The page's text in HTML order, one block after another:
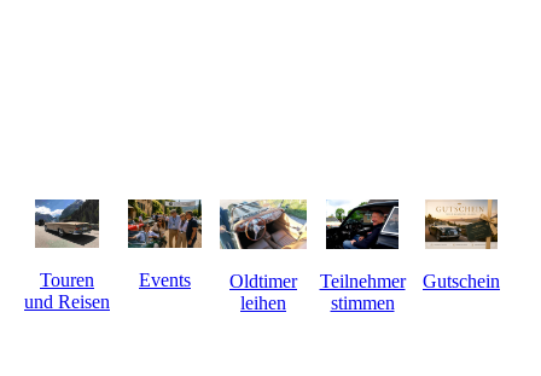
Touren
und Reisen
Events
Oldtimer
leihen
Teilnehmer
stimmen
Gutschein